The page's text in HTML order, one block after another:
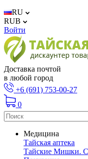
RU
RUB
Войти
Доставка почтой
в любой город
+6 (691) 753-00-27
0
Медицина
Тайская аптека
Тайские Мишки.